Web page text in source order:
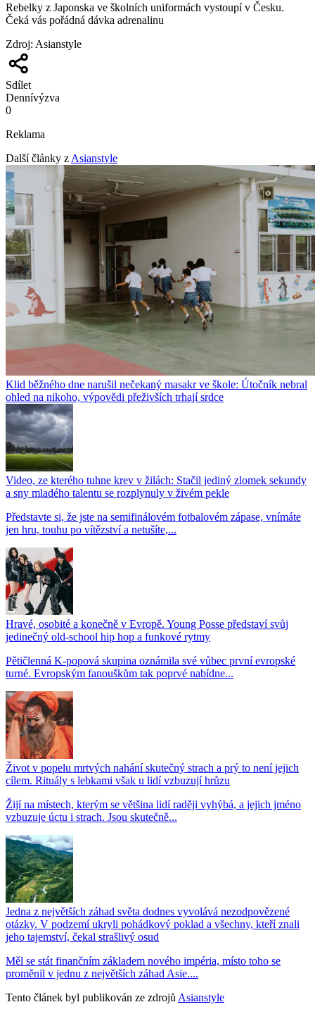
Rebelky z Japonska ve školních uniformách vystoupí v Česku.
Čeká vás pořádná dávka adrenalinu
Zdroj: Asianstyle
Sdílet
Dennívýzva
0
Reklama
Další články z Asianstyle
Klid běžného dne narušil nečekaný masakr ve škole: Útočník nebral
ohled na nikoho, výpovědi přeživších trhají srdce
Video, ze kterého tuhne krev v žilách: Stačil jediný zlomek sekundy
a sny mladého talentu se rozplynuly v živém pekle
Představte si, že jste na semifinálovém fotbalovém zápase, vnímáte
jen hru, touhu po vítězství a netušíte,...
Hravé, osobité a konečně v Evropě. Young Posse představí svůj
jedinečný old-school hip hop a funkové rytmy
Pětičlenná K-popová skupina oznámila své vůbec první evropské
turné. Evropským fanouškům tak poprvé nabídne...
Život v popelu mrtvých nahání skutečný strach a prý to není jejich
cílem. Rituály s lebkami však u lidí vzbuzují hrůzu
Žijí na místech, kterým se většina lidí raději vyhýbá, a jejich jméno
vzbuzuje úctu i strach. Jsou skutečně...
Jedna z největších záhad světa dodnes vyvolává nezodpovězené
otázky. V podzemí ukryli pohádkový poklad a všechny, kteří znali
jeho tajemství, čekal strašlivý osud
Měl se stát finančním základem nového impéria, místo toho se
proměnil v jednu z největších záhad Asie....
Tento článek byl publikován ze zdrojů Asianstyle